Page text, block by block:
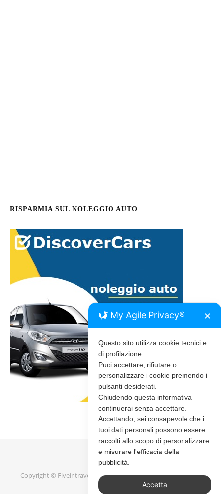
RISPARMIA SUL NOLEGGIO AUTO
Copyright © Fiveintravel 2020 - 2026 |Bard Tema diWP Royal.
My Agile Privacy® ✕
Questo sito utilizza cookie tecnici e
di profilazione.
Puoi accettare, rifiutare o
personalizzare i cookie premendo i
pulsanti desiderati.
Chiudendo questa informativa
continuerai senza accettare.
Accettando, sei consapevole che i
tuoi dati personali possono essere
raccolti allo scopo di personalizzare
e misurare l'efficacia della
pubblicità.
Accetta